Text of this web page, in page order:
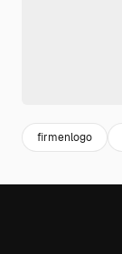
firmenlogo